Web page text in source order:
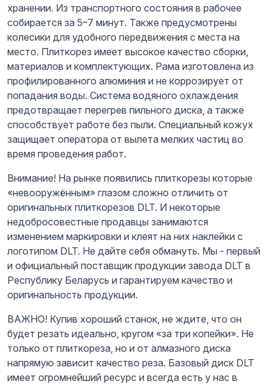
хранении. Из транспортного состояния в рабочее
собирается за 5–7 минут. Также предусмотрены
колесики для удобного передвижения с места на
место. Плиткорез имеет высокое качество сборки,
материалов и комплектующих. Рама изготовлена из
профилированного алюминия и не коррозирует от
попадания воды. Система водяного охлаждения
предотвращает перегрев пильного диска, а также
способствует работе без пыли. Специальный кожух
защищает оператора от вылета мелких частиц во
время проведения работ.
Внимание! На рынке появились плиткорезы которые
«невооружённым» глазом сложно отличить от
оригинальных плиткорезов DLT. И некоторые
недобросовестные продавцы занимаются
изменением маркировки и клеят на них наклейки с
логотипом DLT. Не дайте себя обмануть. Мы - первый
и официальный поставщик продукции завода DLT в
Республику Беларусь и гарантируем качество и
оригинальность продукции.
ВАЖНО! Купив хороший станок, не ждите, что он
будет резать идеально, кругом «за три копейки». Не
только от плиткореза, но и от алмазного диска
напрямую зависит качество реза. Базовый диск DLT
имеет огромнейший ресурс и всегда есть у нас в